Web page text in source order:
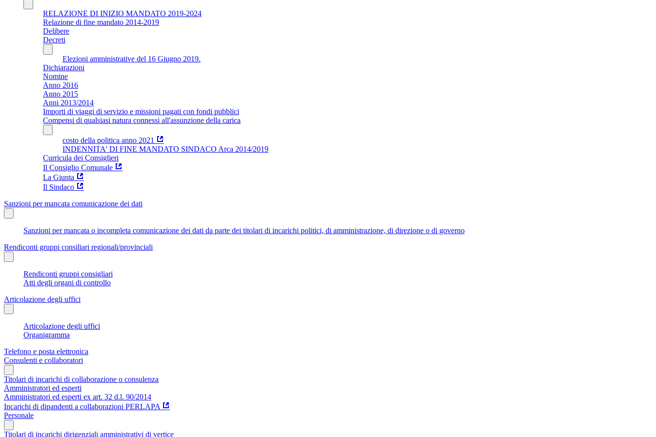
RELAZIONE DI INIZIO MANDATO 2019-2024
Relazione di fine mandato 2014-2019
Delibere
Decreti
Elezioni amministrative del 16 Giugno 2019.
Dichiarazioni
Nomine
Anno 2016
Anno 2015
Anni 2013/2014
Importi di viaggi di servizio e missioni pagati con fondi pubblici
Compensi di qualsiasi natura connessi all'assunzione della carica
costo della politica anno 2021
INDENNITA' DI FINE MANDATO SINDACO Arca 2014/2019
Curricula dei Consiglieri
Il Consiglio Comunale
La Giunta
Il Sindaco
Sanzioni per mancata comunicazione dei dati
Sanzioni per mancata o incompleta comunicazione dei dati da parte dei titolari di incarichi politici, di amministrazione, di direzione o di governo
Rendiconti gruppi consiliari regionali/provinciali
Rendiconti gruppi consigliari
Atti degli organi di controllo
Articolazione degli uffici
Articolazione degli uffici
Organigramma
Telefono e posta elettronica
Consulenti e collaboratori
Titolari di incarichi di collaborazione o consulenza
Amministratori ed esperti
Amministratori ed esperti ex art. 32 d.l. 90/2014
Incarichi di dipandenti a collaborazioni PERLAPA
Personale
Titolari di incarichi dirigenziali amministrativi di vertice